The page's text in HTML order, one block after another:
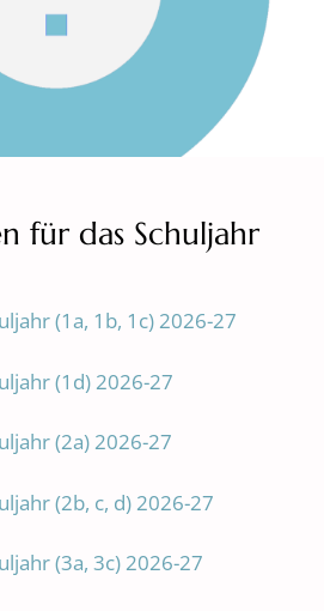
für das Schuljahr
(1a, 1b, 1c) 2026-27
(1d) 2026-27
(2a) 2026-27
(2b, c, d) 2026-27
(3a, 3c) 2026-27